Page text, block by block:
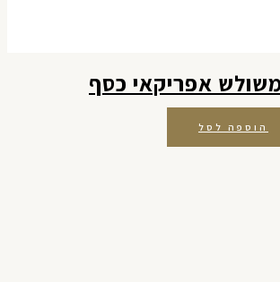
אפריקאי כסף
הוספה לסל